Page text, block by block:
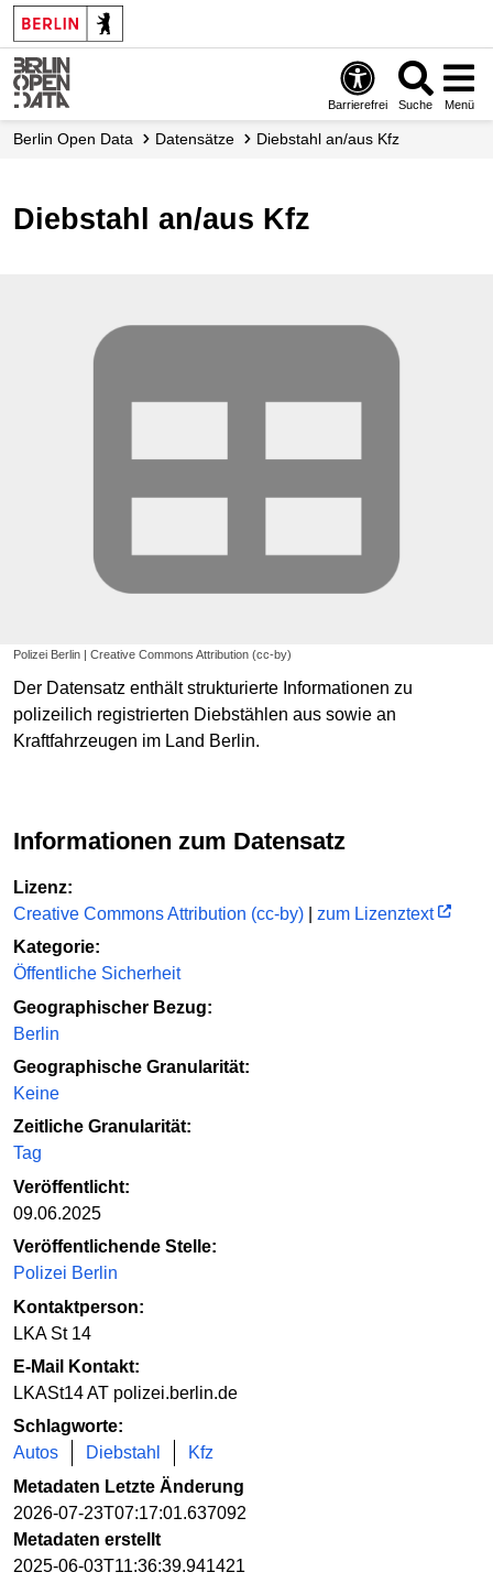
Skip
to
main
content
Barrierefrei Suche Menü
Berlin Open Data Datensätze Diebstahl an/aus Kfz
Diebstahl an/aus Kfz
Polizei Berlin | Creative Commons Attribution (cc-by)
Der Datensatz enthält strukturierte Informationen zu
polizeilich registrierten Diebstählen aus sowie an
Kraftfahrzeugen im Land Berlin.
Informationen zum Datensatz
Lizenz:
Creative Commons Attribution (cc-by)
zum Lizenztext
Kategorie:
Öffentliche Sicherheit
Geographischer Bezug:
Berlin
Geographische Granularität:
Keine
Zeitliche Granularität:
Tag
Veröffentlicht:
09.06.2025
Veröffentlichende Stelle:
Polizei Berlin
Kontaktperson:
LKA St 14
E-Mail Kontakt:
LKASt14 AT polizei.berlin.de
Schlagworte:
Autos
Diebstahl
Kfz
Metadaten Letzte Änderung
2026-07-23T07:17:01.637092
Metadaten erstellt
2025-06-03T11:36:39.941421